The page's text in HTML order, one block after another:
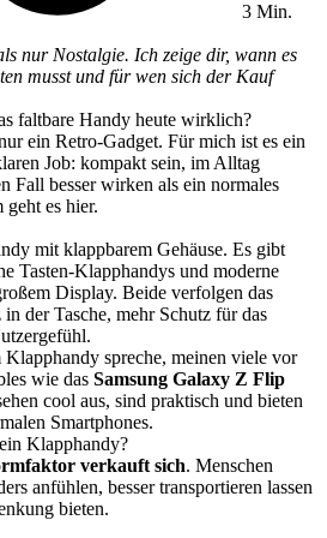
3 Min.
nur Nostalgie. Ich zeige dir, wann es
musst und für wen sich der Kauf
faltbare Handy heute wirklich?
ein Retro-Gadget. Für mich ist es ein
Job: kompakt sein, im Alltag
Fall besser wirken als ein normales
geht es hier.
mit klappbarem Gehäuse. Es gibt
Tasten-Klapphandys und moderne
Display. Beide verfolgen das
der Tasche, mehr Schutz für das
spreche, meinen viele vor
wie das Samsung Galaxy Z Flip
cool aus, sind praktisch und bieten
Smartphones.
Klapphandy?
verkauft sich. Menschen
anfühlen, besser transportieren lassen
bieten.